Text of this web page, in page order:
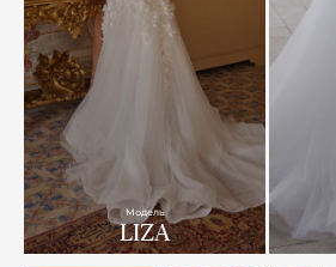
Модель
LIZA